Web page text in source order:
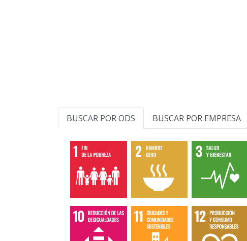
BUSCAR POR ODS BUSCAR POR EMPRESA